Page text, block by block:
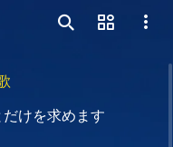
けを求めます